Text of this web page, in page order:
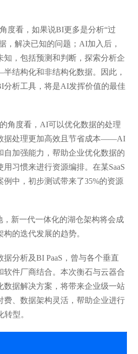
度看，如果说BI更多是分析“过
，解决已知的问题；AI加入后，
知，包括预测和判断，探索分析企
结构化和非结构化数据。因此，
分析工具，将是AI发挥价值的最佳
角度看，AI可以优化数据的处理
据处理更加高效且节省成本——AI
自加强能力，帮助企业优化数据的
习惯来进行资源编排。在某SaaS
例中，初步测试带来了35%的资源
新一代一体化的湖仓架构将会成
的迭代发展的趋势。
分析及BI PaaS，曾与各个垂直
软件厂商结合。本次衡石与云器合
数据解决方案，将带来企业级一站
费、数据架构灵活，帮助企业进行
型。